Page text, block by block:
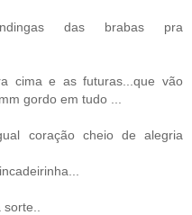
das brabas pra
cima e as futuras...que vão
gordo em tudo ...
coração cheio de alegria